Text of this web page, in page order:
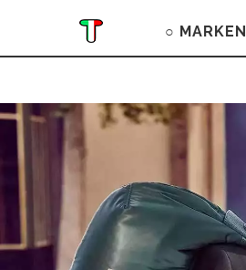
○ MARKEN